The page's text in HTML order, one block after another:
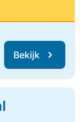
Bekijk